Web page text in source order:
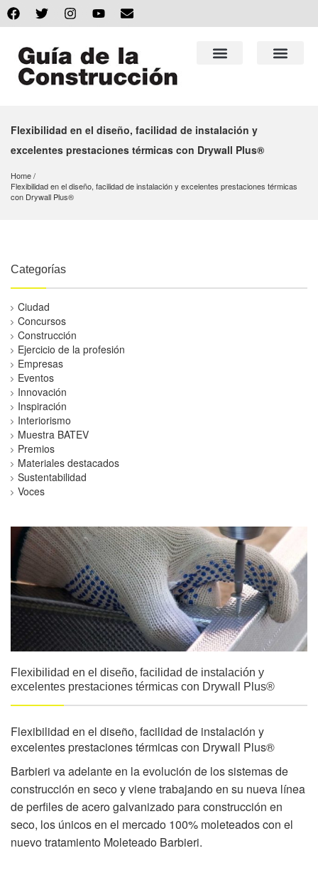
Flexibilidad en el diseño, facilidad de instalación y
excelentes prestaciones térmicas con Drywall Plus®
Home
Flexibilidad en el diseño, facilidad de instalación y excelentes prestaciones térmicas
con Drywall Plus®
Categorías
Ciudad
Concursos
Construcción
Ejercicio de la profesión
Empresas
Eventos
Innovación
Inspiración
Interiorismo
Muestra BATEV
Premios
Materiales destacados
Sustentabilidad
Voces
Flexibilidad en el diseño, facilidad de instalación y
excelentes prestaciones térmicas con Drywall Plus®
Flexibilidad en el diseño, facilidad de instalación y
excelentes prestaciones térmicas con Drywall Plus®
Barbieri va adelante en la evolución de los sistemas de
construcción en seco y viene trabajando en su nueva línea
de perfiles de acero galvanizado para construcción en
seco, los únicos en el mercado 100% moleteados con el
nuevo tratamiento Moleteado Barbieri.